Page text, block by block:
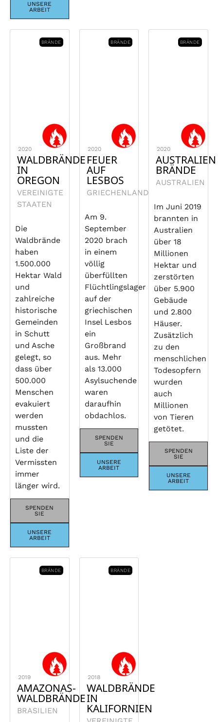
UNSERE
ARBEIT
BRÄNDE
2020
WALDBRÄNDE
IN
OREGON
VEREINIGTE
STAATEN
Die
Waldbrände
haben
1.500.000
Hektar Wald
und
zahlreiche
historische
Gemeinden
in Schutt
und Asche
gelegt, so
dass über
500.000
Menschen
evakuiert
werden
mussten
und die
Liste der
Vermissten
immer
länger wird.
SPENDEN
SIE
UNSERE
ARBEIT
BRÄNDE
2020
FEUER
AUF
LESBOS
GRIECHENLAND
Am 9.
September
2020 brach
in einem
völlig
überfüllten
Flüchtlingslager
auf der
griechischen
Insel Lesbos
ein
Großbrand
aus. Mehr
als 13.000
Asylsuchende
waren
daraufhin
obdachlos.
SPENDEN
SIE
UNSERE
ARBEIT
BRÄNDE
2020
AUSTRALIEN
BRÄNDE
AUSTRALIEN
Im Juni 2019
brannten in
Australien
über 18
Millionen
Hektar und
zerstörten
über 5.900
Gebäude
und 2.800
Häuser.
Zusätzlich
zu den
menschlichen
Todesopfern
wurden
auch
Millionen
von Tieren
getötet.
SPENDEN
SIE
UNSERE
ARBEIT
BRÄNDE
2019
AMAZONAS-
WALDBRÄNDE
BRASILIEN
BRÄNDE
2018
WALDBRÄNDE
IN
KALIFORNIEN